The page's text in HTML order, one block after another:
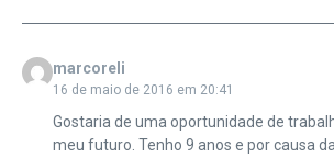
marcoreli
16 de maio de 2016 em 20:41
Gostaria de uma oportunidade de
meu futuro. Tenho 9 anos e por causa